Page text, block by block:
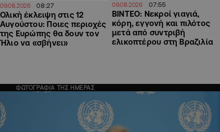
09.08.2026 08:27
Ολική έκλειψη στις 12
Αυγούστου: Ποιες περιοχές
της Ευρώπης θα δουν τον
Ήλιο να «σβήνει»
09.08.2026 07:55
ΒΙΝΤΕΟ: Νεκροί γιαγιά,
κόρη, εγγονή και πιλότος
μετά από συντριβή
ελικοπτέρου στη Βραζιλία
ΦΩΤΟΓΡΑΦΙΑ ΤΗΣ ΗΜΕΡΑΣ